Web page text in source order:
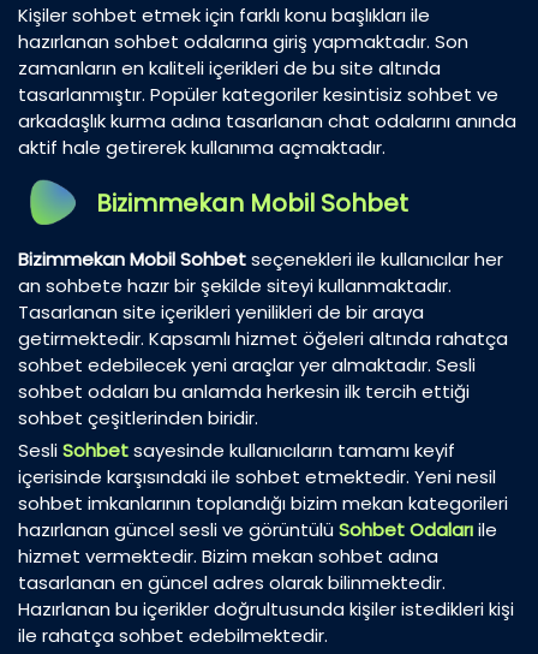
Kişiler sohbet etmek için farklı konu başlıkları ile
hazırlanan sohbet odalarına giriş yapmaktadır. Son
zamanların en kaliteli içerikleri de bu site altında
tasarlanmıştır. Popüler kategoriler kesintisiz sohbet ve
arkadaşlık kurma adına tasarlanan chat odalarını anında
aktif hale getirerek kullanıma açmaktadır.
Bizimmekan Mobil Sohbet
Bizimmekan Mobil Sohbetseçenekleri ile kullanıcılar her
an sohbete hazır bir şekilde siteyi kullanmaktadır.
Tasarlanan site içerikleri yenilikleri de bir araya
getirmektedir. Kapsamlı hizmet öğeleri altında rahatça
sohbet edebilecek yeni araçlar yer almaktadır. Sesli
sohbet odaları bu anlamda herkesin ilk tercih ettiği
sohbet çeşitlerinden biridir.
SesliSohbetsayesinde kullanıcıların tamamı keyif
içerisinde karşısındaki ile sohbet etmektedir. Yeni nesil
sohbet imkanlarının toplandığı bizim mekan kategorileri
hazırlanan güncel sesli ve görüntülüSohbet Odalarıile
hizmet vermektedir. Bizim mekan sohbet adına
tasarlanan en güncel adres olarak bilinmektedir.
Hazırlanan bu içerikler doğrultusunda kişiler istedikleri kişi
ile rahatça sohbet edebilmektedir.